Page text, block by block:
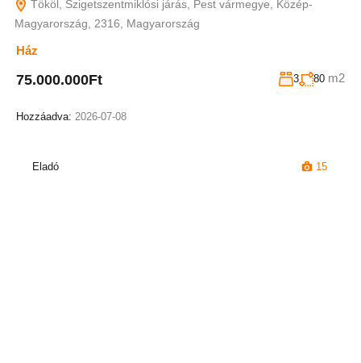
Tököl, Szigetszentmiklósi járás, Pest vármegye, Közép-
Magyarország, 2316, Magyarország
Ház
75.000.000Ft 3 80 m2
Hozzáadva: 2026-07-08
Eladó 15